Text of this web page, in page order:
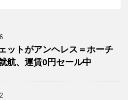
ットがアンヘレス＝ホーチ
航、運賃0円セール中